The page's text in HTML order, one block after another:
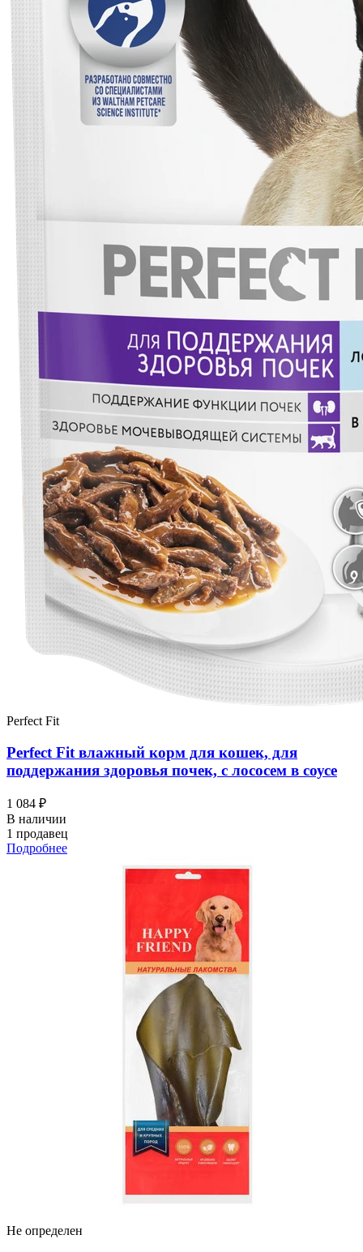
Perfect Fit
Perfect Fit влажный корм для кошек, для
поддержания здоровья почек, с лососем в соусе
1 084 ₽
В наличии
1 продавец
Подробнее
Не определен